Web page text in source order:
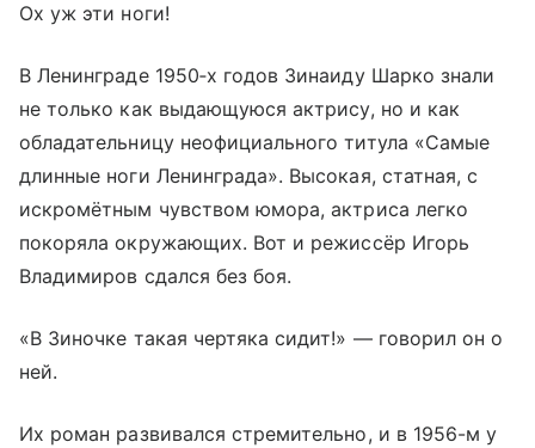
Ох уж эти ноги!
В Ленинграде 1950‑х годов Зинаиду Шарко знали
не только как выдающуюся актрису, но и как
обладательницу неофициального титула «Самые
длинные ноги Ленинграда». Высокая, статная, с
искромётным чувством юмора, актриса легко
покоряла окружающих. Вот и режиссёр Игорь
Владимиров сдался без боя.
«В Зиночке такая чертяка сидит!» — говорил он о
ней.
Их роман развивался стремительно, и в 1956-м у